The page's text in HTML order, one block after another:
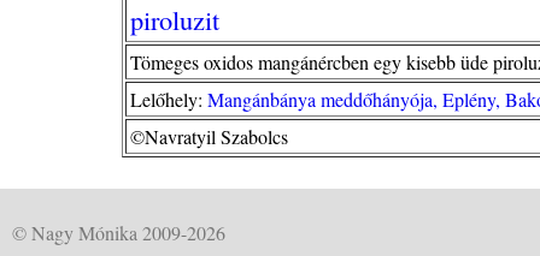
piroluzit
Tömeges oxidos mangánércben egy kisebb üde
Lelőhely: Mangánbánya meddőhányója, Eplény,
©Navratyil Szabolcs
© Nagy Mónika 2009-2026